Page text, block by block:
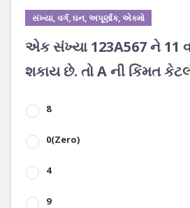
સંખ્યા, વર્ગ, ઘન, અપૂર્ણાંક, એકમો
એક સંખ્યા 123A567 ને 11
શકાય છે. તો A ની કિંમત
8
0(Zero)
4
9